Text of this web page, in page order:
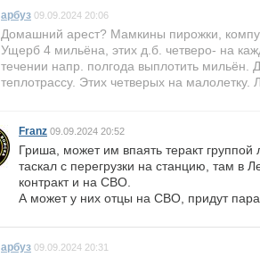
арбуз 09.09.2024 20:06
Домашний арест? Мамкины пирожки,
Ущерб 4 мильёна, этих д.б. четверо- на
течении напр. полгода выплотить мильён.
теплотрассу. Этих четверых на малолетку.
Franz 09.09.2024 20:52
Гриша, может им впаять теракт группой
таскал с перегрузки на станцию, там в
контракт и на СВО.
А может у них отцы на СВО, придут
арбуз 09.09.2024 20:31